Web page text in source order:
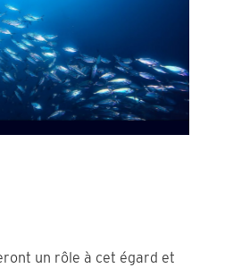
un rôle à cet égard et